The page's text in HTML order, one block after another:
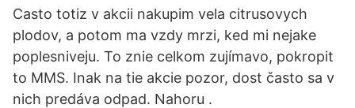
Casto totiz v akcii nakupim vela citrusovych
plodov, a potom ma vzdy mrzi, ked mi nejake
poplesniveju. To znie celkom zujímavo, pokropit
to MMS. Inak na tie akcie pozor, dost často sa v
nich predáva odpad. Nahoru .